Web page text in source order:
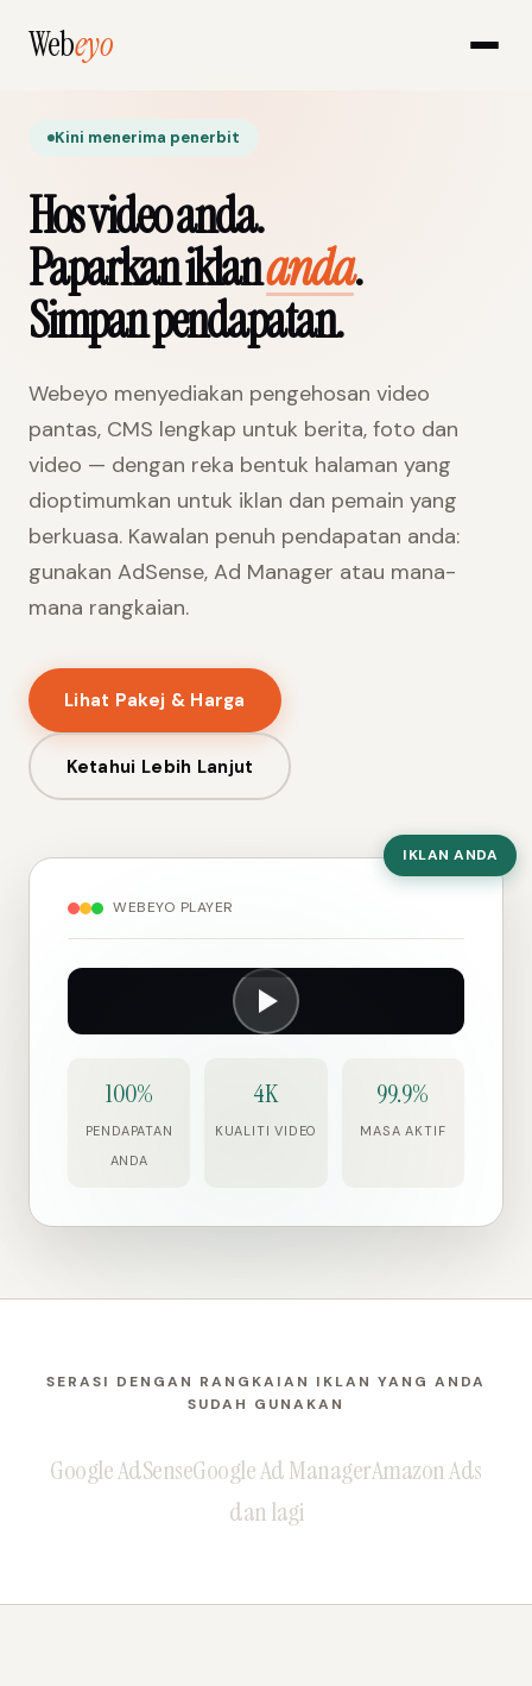
Webeyo
Kini menerima penerbit
Hos video anda.
Paparkan iklananda.
Simpan pendapatan.
Webeyo menyediakan pengehosan video
pantas, CMS lengkap untuk berita, foto dan
video — dengan reka bentuk halaman yang
dioptimumkan untuk iklan dan pemain yang
berkuasa. Kawalan penuh pendapatan anda:
gunakan AdSense, Ad Manager atau mana-
mana rangkaian.
Lihat Pakej & Harga
Ketahui Lebih Lanjut
IKLAN ANDA
WEBEYO PLAYER
100%
PENDAPATAN
ANDA
4K
KUALITI VIDEO
99.9%
MASA AKTIF
SERASI DENGAN RANGKAIAN IKLAN YANG ANDA
SUDAH GUNAKAN
Google AdSenseGoogle Ad ManagerAmazon Ads
dan lagi